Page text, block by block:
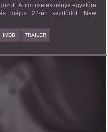
A film cselekménye egyelőre
május 22-én kezdődött New
IMDB TRAILER
BOY